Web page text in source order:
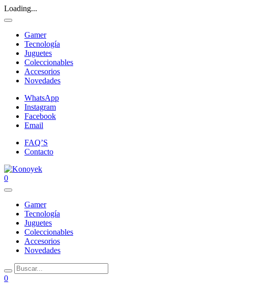
Loading...
Gamer
Tecnología
Juguetes
Coleccionables
Accesorios
Novedades
WhatsApp
Instagram
Facebook
Email
FAQ’S
Contacto
0
Gamer
Tecnología
Juguetes
Coleccionables
Accesorios
Novedades
0